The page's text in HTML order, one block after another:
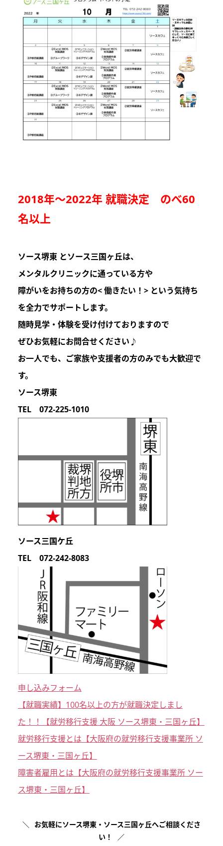
2018年～2022年 就職決定 のべ60
名以上
ソース堺東 とソース三国ヶ丘は、
メンタルクリニックに通っている方や
障がいをお持ちの方の< 働きたい！> という気持ち
を全力でサポートします。
随時見学・体験を受け付けておりますので
ぜひお気軽にお問合せください♪
お一人でも、ご家族や支援者の方のみでも大歓迎で
す。
ソース堺東
TEL 072-225-1010
ソース三国ケ丘
TEL 072-242-8083
申し込みフォーム
【就職実績】100名以上の方が就職決定しまし
た！！【就労移行支援 大阪 ソース堺東・三国ヶ丘】
就労移行支援とは【大阪府の就労移行支援事業所 ソ
ース堺東・三国ヶ丘】
障害者雇用とは【大阪府の就労移行支援事業所 ソー
ス堺東・三国ヶ丘】
お気軽にソース堺東・ソース三国ヶ丘へご相談くださ
い！